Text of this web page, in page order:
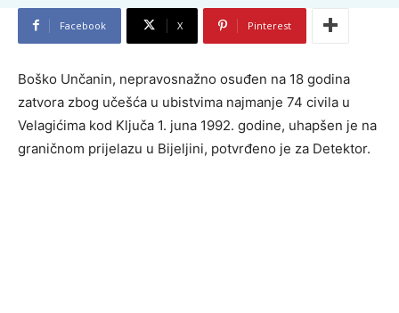
Facebook X Pinterest
Boško Unčanin, nepravosnažno osuđen na 18 godina
zatvora zbog učešća u ubistvima najmanje 74 civila u
Velagićima kod Ključa 1. juna 1992. godine, uhapšen je na
graničnom prijelazu u Bijeljini, potvrđeno je za Detektor.